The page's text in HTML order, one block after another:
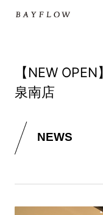
【NEW
泉南店
NEWS